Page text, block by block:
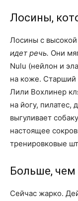
Лосины,
Лосины с
идет речь. Они
Nulu (нейлон и
на коже. Старший
Лили Вохлинер
на йогу, пилатес,
выгуливает
настоящее
тренировковые
Больше, чем
Сейчас жарко.